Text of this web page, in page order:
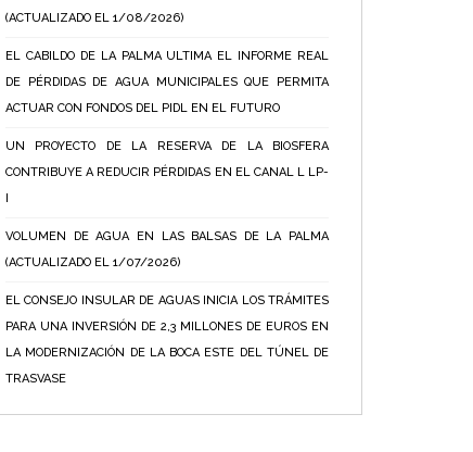
(ACTUALIZADO EL 1/08/2026)
EL CABILDO DE LA PALMA ULTIMA EL INFORME REAL
DE PÉRDIDAS DE AGUA MUNICIPALES QUE PERMITA
ACTUAR CON FONDOS DEL PIDL EN EL FUTURO
UN PROYECTO DE LA RESERVA DE LA BIOSFERA
CONTRIBUYE A REDUCIR PÉRDIDAS EN EL CANAL L LP-
I
VOLUMEN DE AGUA EN LAS BALSAS DE LA PALMA
(ACTUALIZADO EL 1/07/2026)
EL CONSEJO INSULAR DE AGUAS INICIA LOS TRÁMITES
PARA UNA INVERSIÓN DE 2,3 MILLONES DE EUROS EN
LA MODERNIZACIÓN DE LA BOCA ESTE DEL TÚNEL DE
TRASVASE